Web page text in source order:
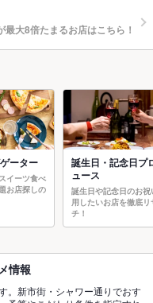
大8倍たまるお店はこちら！
ーター
イーツ食べ
お店探しの
誕生日・記念日プ
ュース
誕生日や記念日のお祝
用したいお店を徹底リ
チ！
情報
。新市街・シャワー通りでおす